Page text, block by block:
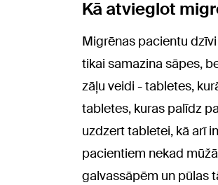
Kā atvieglot
Migrēnas pacientu
tikai samazina sāpes,
zāļu veidi - tabletes,
tabletes, kuras palīdz
uzdzert tabletei, kā arī
pacientiem nekad
galvassāpēm un pūlas